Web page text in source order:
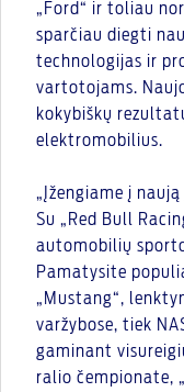
„Ford“ ir toliau
sparčiau diegti
technologijas ir
vartotojams.
kokybiškų
elektromobilius.
„Įžengiame į
Su „Red Bull
automobilių
Pamatysite
„Mustang“,
varžybose, tiek
gaminant
ralio čempionate,